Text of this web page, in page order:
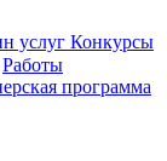
услуг Конкурсы
Работы
программа